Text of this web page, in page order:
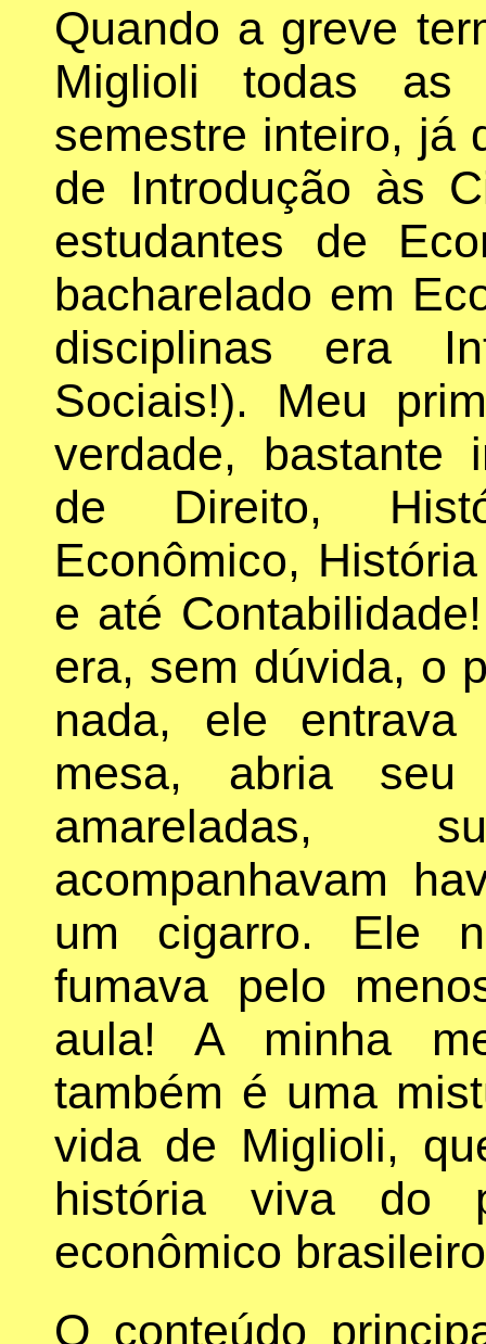
Quando a greve
Miglioli todas as
semestre inteiro, já
de Introdução às
estudantes de
bacharelado em
disciplinas era
Sociais!). Meu
verdade, bastante
de Direito,
Econômico,
e até
era, sem dúvida, o
nada, ele
mesa, abria seu
amareladas,
acompanhavam
um cigarro. Ele
fumava pelo
aula! A minha
também é uma
vida de Miglioli,
história viva do
econômico
O conteúdo